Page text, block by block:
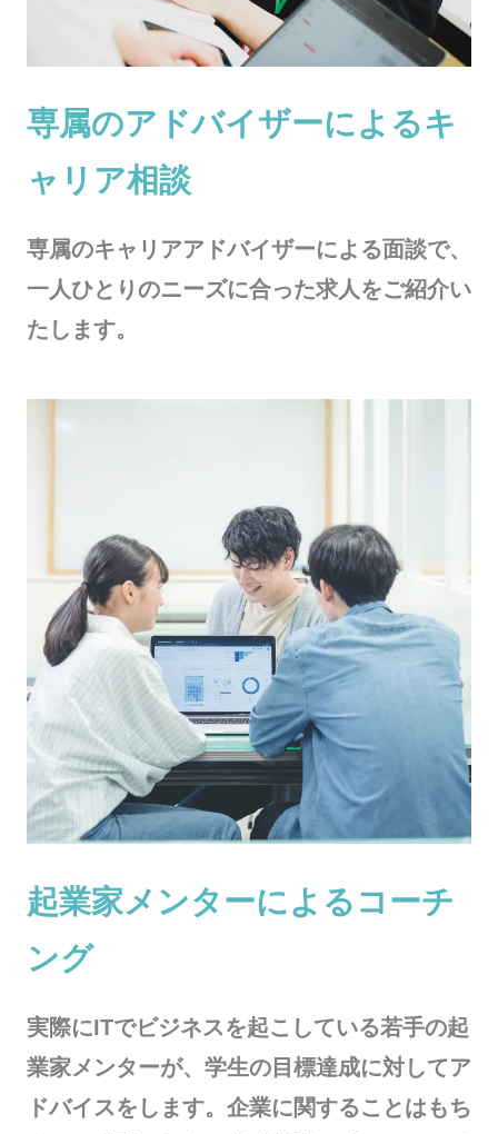
専属のアドバイザーによるキ
ャリア相談
専属のキャリアアドバイザーによる面談で、
一人ひとりのニーズに合った求人をご紹介い
たします。
起業家メンターによるコーチ
ング
実際にITでビジネスを起こしている若手の起
業家メンターが、学生の目標達成に対してア
ドバイスをします。企業に関することはもち